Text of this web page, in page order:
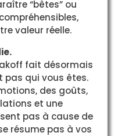
“bêtes” ou
valeur réelle.
fait désormais
pas qui vous êtes.
des goûts,
et une
pas à cause de
résume pas à vos